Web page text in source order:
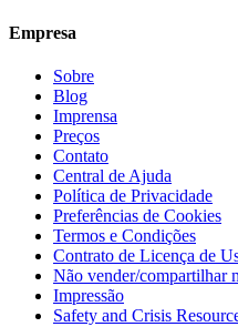
Empresa
Sobre
Blog
Imprensa
Preços
Contato
Central de Ajuda
Política de Privacidade
Preferências de Cookies
Termos e Condições
Contrato de Licença de
Não vender/compartilhar
Impressão
Safety and Crisis